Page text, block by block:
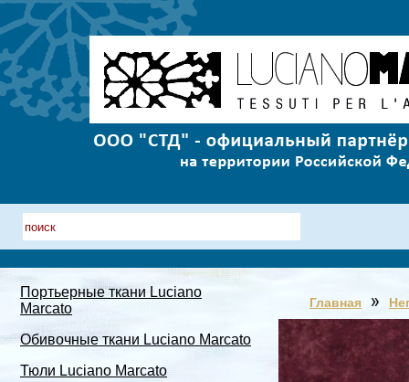
Портьерные ткани Luciano
Marcato
Обивочные ткани Luciano Marcato
Тюли Luciano Marcato
Главная